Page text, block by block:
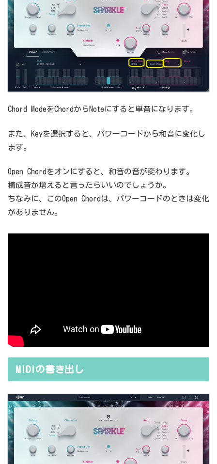
Chord ModeをChordからNoteにすると単音になります。
また、Keyを選択すると、パワーコードから和音に変化し
ます。
Open Chordをオンにすると、和音の音が変わります。
構成音が増えると言ったらいいのでしょうか。
ちなみに、このOpen Chordは、パワーコードのときは変化
がありません。
MIDIの書き出し